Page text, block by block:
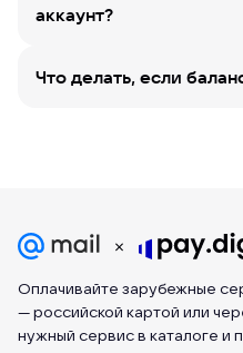
аккаунт?
Что делать, если
Оплачивайте зарубежные
— российской картой или
нужный сервис в каталоге и